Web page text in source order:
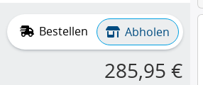
Bestellen Abholen
285,95 €